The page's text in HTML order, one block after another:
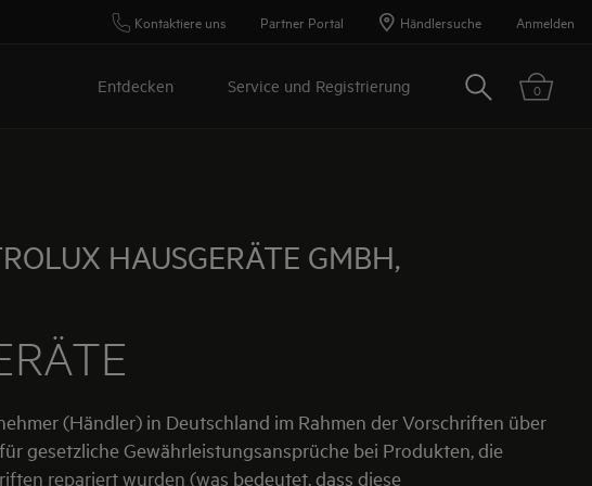
Kontaktiere uns Partner Portal Händlersuche Anmelden
Entdecken Service und Registrierung Suchen 0
HAUSGERÄTE GMBH,
(Händler) in Deutschland im Rahmen der Vorschriften über
gesetzliche Gewährleistungsansprüche bei Produkten, die
repariert wurden (was bedeutet, dass diese